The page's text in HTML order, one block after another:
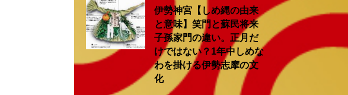
伊勢神宮【しめ縄の由来
と意味】笑門と蘇民将来
子孫家門の違い。正月だ
けではない？1年中しめな
わを掛ける伊勢志摩の文
化